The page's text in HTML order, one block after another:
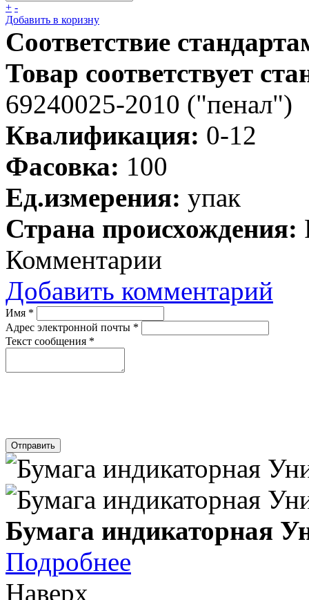
+ -
Добавить в коризну
Соответствие
Товар соответствует
69240025-2010 ("пенал")
Квалификация: 0-12
Фасовка: 100
Ед.измерения: упак
Страна происхождения:
Комментарии
Добавить комментарий
Имя *
Адрес электронной почты *
Текст сообщения *
Отправить
Бумага индикаторная
Подробнее
Наверх